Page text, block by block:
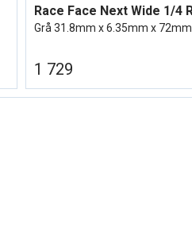
Grå 31.8mm x 6.35mm x 72mm
1 729